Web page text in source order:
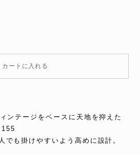
カートに入れる
ンテージをベースに天地を抑えた
でも掛けやすいよう高めに設計。